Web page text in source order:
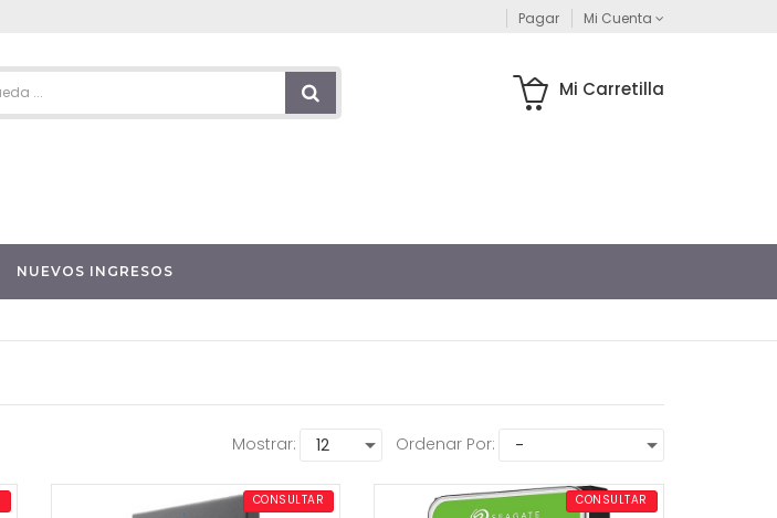
Pagar Mi Cuenta
Mi Carretilla
NUEVOS INGRESOS
Ordenar Por:
Mostrar:
CONSULTAR CONSULTAR